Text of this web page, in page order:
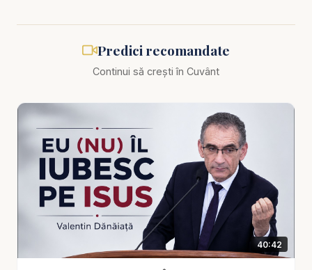
Pastor Valentin Dănăiață - Și eu L-am răstignit pe
Isus - predici creștine
poveste din trecut sau un eveniment religios pe
care îl comemorăm. Crucea este o oglindă. Și,
dacă o privești cu sinceritate, descoperi un adevăr
care doare, dar vindecă: „Și eu L-am răstignit pe
Isus.” În această predică profundă și tulburătoare,
pastorul Valentin Dănăiață te conduce în miezul
Evangheliei, acolo unde mântuirea nu mai este
teorie, ci întâlnire. Pentru că atunci când înțelegi
crucea, nu mai poți rămâne același.
Predici recomandate
Continui să crești în Cuvânt
40:42